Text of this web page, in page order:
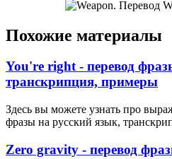
Похожие материалы
You're right - перевод
транскрипция, примеры
Здесь вы можете узнать про
фразы на русский язык,
Zero gravity - перевод